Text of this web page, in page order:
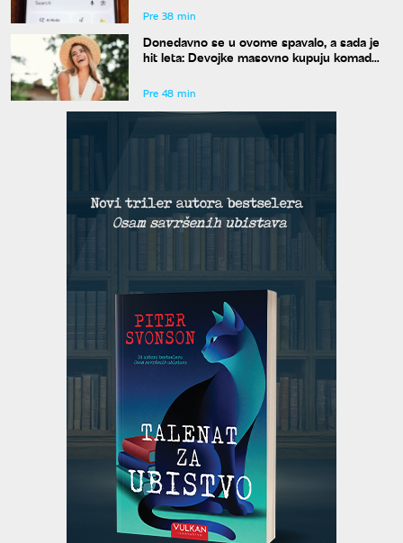
Pre 38 min
Donedavno se u ovome spavalo, a sada je
hit leta: Devojke masovno kupuju komad
Pre 48 min